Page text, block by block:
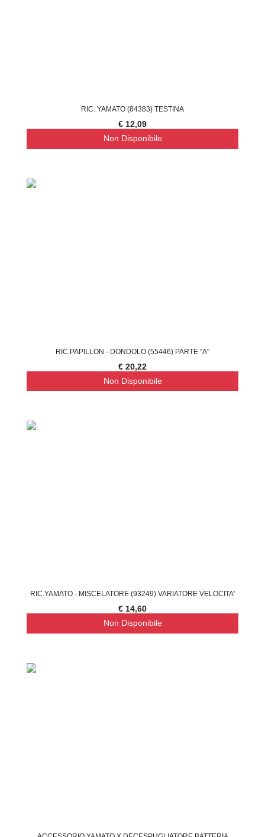
RIC. YAMATO (84383) TESTINA
€ 12,09
Non Disponibile
RIC.PAPILLON - DONDOLO (55446) PARTE "A"
€ 20,22
Non Disponibile
RIC.YAMATO - MISCELATORE (93249) VARIATORE VELOCITA'
€ 14,60
Non Disponibile